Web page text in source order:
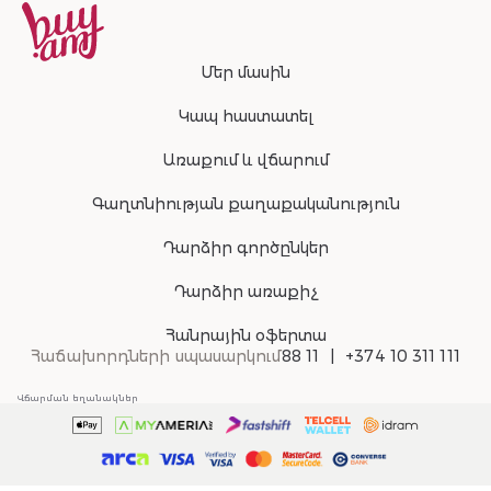
Մեր մասին
Կապ հաստատել
Առաքում և վճարում
Գաղտնիության քաղաքականություն
Դարձիր գործընկեր
Դարձիր առաքիչ
Հանրային օֆերտա
Հաճախորդների սպասարկում88 11 +374 10 311 111
Վճարման եղանակներ